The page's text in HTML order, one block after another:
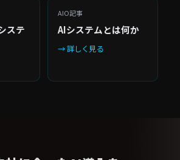
ステ
AIO記事
AIシステムとは何か
→ 詳しく見る